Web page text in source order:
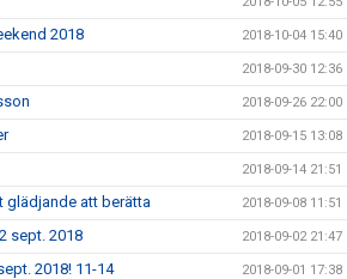
2018 2018-10-04 15:40
2018-09-30 12:36
2018-09-26 22:00
2018-09-15 13:08
2018-09-14 21:51
glädjande att berätta 2018-09-08 11:51
sept. 2018 2018-09-02 21:47
2018! 11-14 2018-09-01 17:38